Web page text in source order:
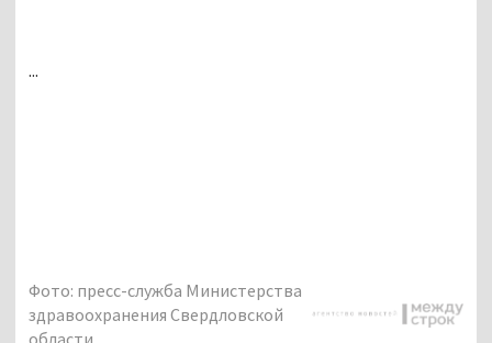
...
Фото: пресс-служба Министерства
здравоохранения Свердловской
области